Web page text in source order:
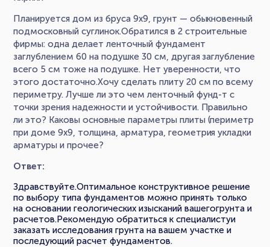
Планируется дом из бруса 9х9, грунт — обыкновенный
подмосковный суглинок.Обратился в 2 строительные
фирмы: одна делает ленточный фундамент
заглублением 60 на подушке 30 см, другая заглубление
всего 5 см тоже на подушке. Нет уверенности, что
этого достаточно.Хочу сделать плиту 20 см по всему
периметру. Лучше ли это чем ленточный фунд-т с
точки зрения надежности и устойчивости. Правильно
ли это? Каковы основные параметры плиты (периметр
при доме 9х9, толщина, арматура, геометрия укладки
арматуры и прочее?
Ответ:
Здравствуйте.Оптимальное конструктивное решение
по выбору типа фундаментов можно принять только
на основании геологических изысканий вашегогрунта и
расчетов.Рекомендую обратиться к специалистуи
заказать исследования грунта на вашем участке и
последующий расчет фундаментов.